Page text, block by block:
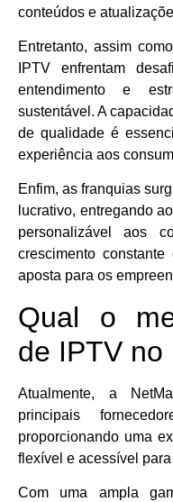
conteúdos e
Entretanto, assim
IPTV enfrentam
entendimento e
sustentável. A
de qualidade é
experiência aos
Enfim, as franquias
lucrativo, entregando
personalizável aos
crescimento
aposta para os
Qual o
de IPTV no
Atualmente, a
principais
proporcionando uma
flexível e acessível
Com uma ampla